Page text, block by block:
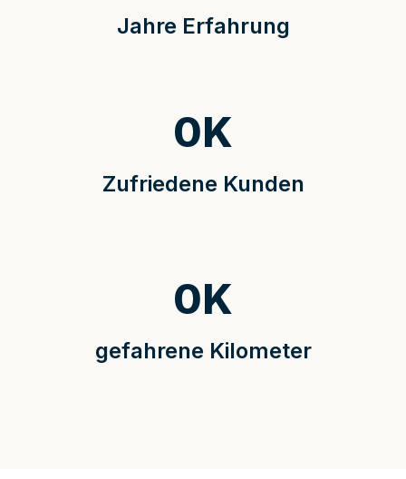
Jahre Erfahrung
Zufriedene Kunden
0K
gefahrene Kilometer
0K